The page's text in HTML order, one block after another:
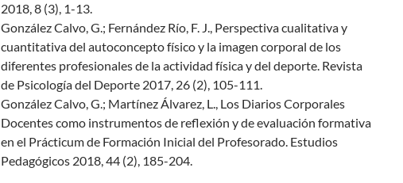
2018, 8 (3), 1-13.
González Calvo, G.; Fernández Río, F. J., Perspectiva cualitativa y
cuantitativa del autoconcepto físico y la imagen corporal de los
diferentes profesionales de la actividad física y del deporte. Revista
de Psicología del Deporte 2017, 26 (2), 105-111.
González Calvo, G.; Martínez Álvarez, L., Los Diarios Corporales
Docentes como instrumentos de reflexión y de evaluación formativa
en el Prácticum de Formación Inicial del Profesorado. Estudios
Pedagógicos 2018, 44 (2), 185-204.